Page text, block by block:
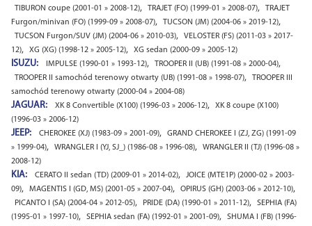
TIBURON coupe (2001-01 » 2008-12), TRAJET (FO) (1999-01 » 2008-07),
TRAJET
Furgon/minivan (FO) (1999-09 » 2008-07), TUCSON (JM) (2004-06 » 2019-12),
TUCSON Furgon/SUV (JM) (2004-06 » 2010-03),
VELOSTER (FS) (2011-03 » 2017-
12), XG (XG) (1998-12 » 2005-12), XG sedan (2000-09 » 2005-12)
ISUZU: IMPULSE (1990-01 » 1993-12), TROOPER II (UB) (1991-08 » 2000-04),
TROOPER II samochód terenowy otwarty (UB) (1991-08 » 1998-07),
TROOPER III
samochód terenowy otwarty (2000-04 » 2004-08)
JAGUAR: XK 8 Convertible (X100) (1996-03 » 2006-12),
XK 8 coupe (X100)
(1996-03 » 2006-12)
JEEP: CHEROKEE (XJ) (1983-09 » 2001-09),
GRAND CHEROKEE I (ZJ, ZG) (1991-09
» 1999-04), WRANGLER I (YJ, SJ_) (1986-08 » 1996-08),
WRANGLER II (TJ) (1996-08 »
2008-12)
KIA: CERATO II sedan (TD) (2009-01 » 2014-02),
JOICE (MTE1P) (2000-02 » 2003-
09), MAGENTIS I (GD, MS) (2001-05 » 2007-04), OPIRUS (GH) (2003-06 » 2012-10),
PICANTO I (SA) (2004-04 » 2012-05), PRIDE (DA) (1990-01 » 2011-12),
SEPHIA (FA)
(1995-01 » 1997-10), SEPHIA sedan (FA) (1992-01 » 2001-09),
SHUMA I (FB) (1996-